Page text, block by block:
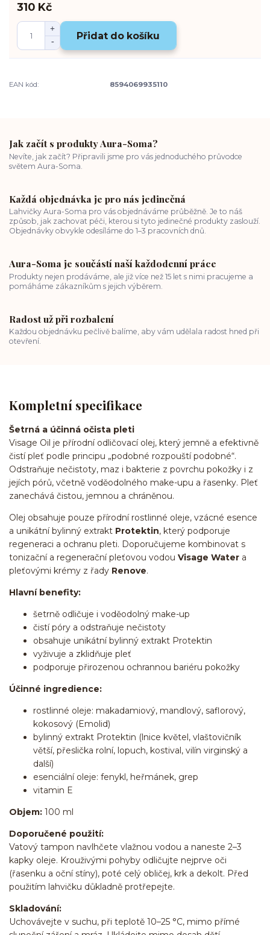
310 Kč
Přidat do košíku
EAN kód: 8594069935110
Jak začít s produkty Aura-Soma?
Nevíte, jak začít? Připravili jsme pro vás jednoduchého průvodce
světem Aura-Soma.
Každá objednávka je pro nás jedinečná
Lahvičky Aura-Soma pro vás objednáváme průběžně. Je to náš
způsob, jak zachovat péči, kterou si tyto jedinečné produkty zaslouží.
Objednávky obvykle odesíláme do 1–3 pracovních dnů.
Aura-Soma je součástí naší každodenní práce
Produkty nejen prodáváme, ale již více než 15 let s nimi pracujeme a
pomáháme zákazníkům s jejich výběrem.
Radost už při rozbalení
Každou objednávku pečlivě balíme, aby vám udělala radost hned při
otevření.
Kompletní specifikace
Šetrná a účinná očista pleti
Visage Oil je přírodní odličovací olej, který jemně a efektivně
čistí pleť podle principu „podobné rozpouští podobné“.
Odstraňuje nečistoty, maz i bakterie z povrchu pokožky i z
jejích pórů, včetně voděodolného make-upu a řasenky. Pleť
zanechává čistou, jemnou a chráněnou.
Olej obsahuje pouze přírodní rostlinné oleje, vzácné esence
a unikátní bylinný extrakt Protektin, který podporuje
regeneraci a ochranu pleti. Doporučujeme kombinovat s
tonizační a regenerační pleťovou vodou Visage Water a
pleťovými krémy z řady Renove.
Hlavní benefity:
šetrně odličuje i voděodolný make-up
čistí póry a odstraňuje nečistoty
obsahuje unikátní bylinný extrakt Protektin
vyživuje a zklidňuje pleť
podporuje přirozenou ochrannou bariéru pokožky
Účinné ingredience:
rostlinné oleje: makadamiový, mandlový, saflorový,
kokosový (Emolid)
bylinný extrakt Protektin (lnice květel, vlaštovičník
větší, přeslička rolní, lopuch, kostival, vilín virginský a
další)
esenciální oleje: fenykl, heřmánek, grep
vitamin E
Objem: 100 ml
Doporučené použití:
Vatový tampon navlhčete vlažnou vodou a naneste 2–3
kapky oleje. Krouživými pohyby odličujte nejprve oči
(řasenku a oční stíny), poté celý obličej, krk a dekolt. Před
použitím lahvičku důkladně protřepejte.
Skladování:
Uchovávejte v suchu, při teplotě 10–25 °C, mimo přímé